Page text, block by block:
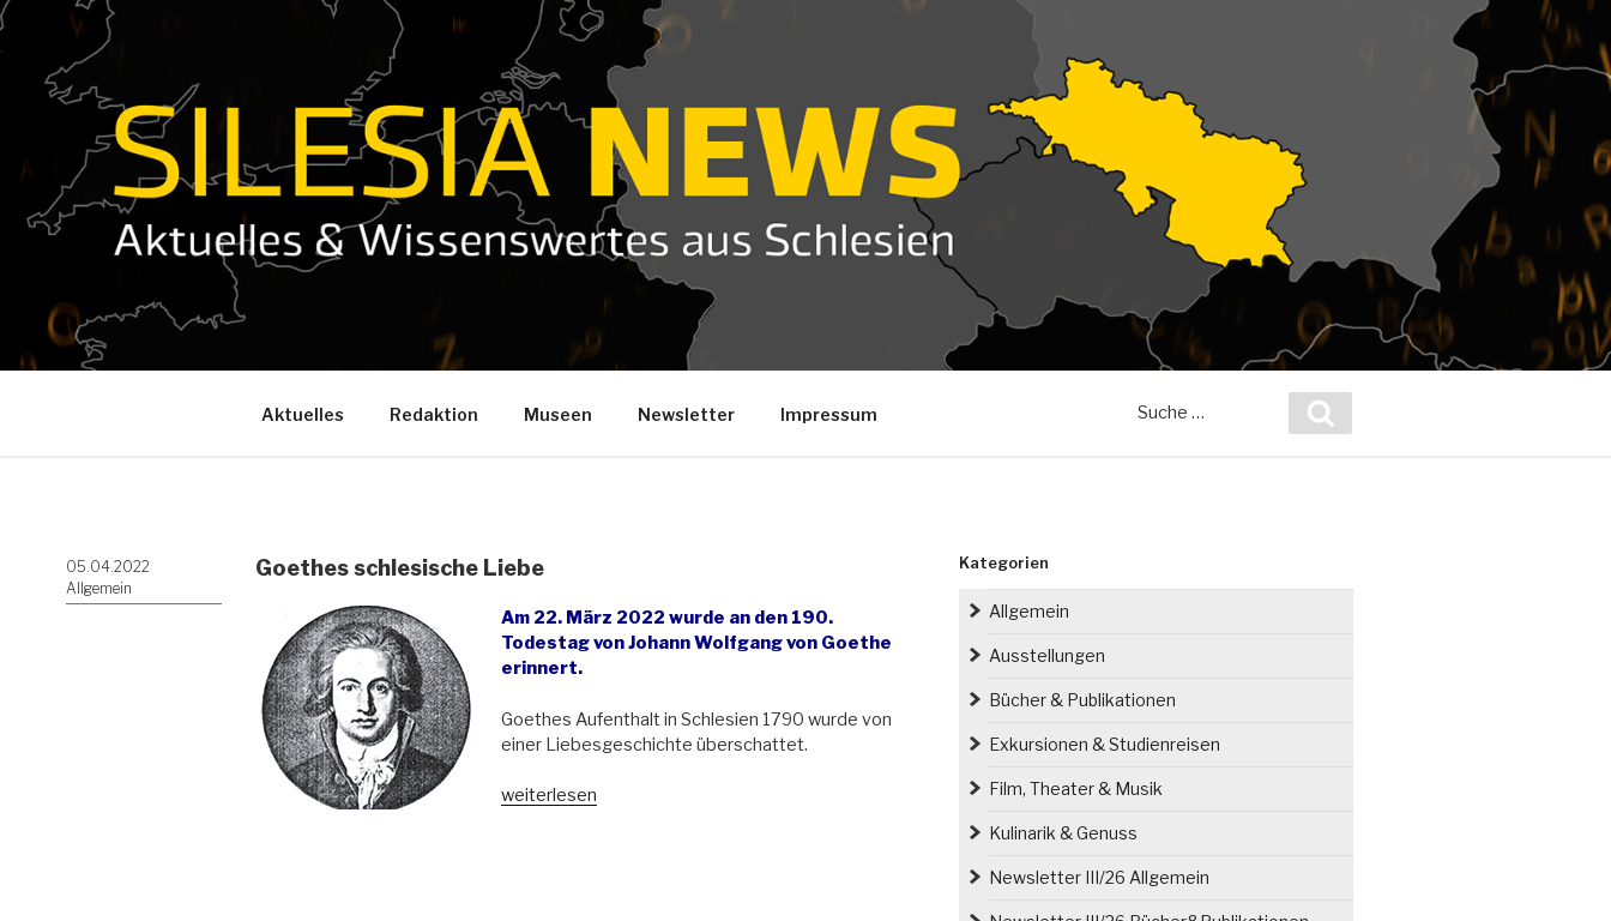
Zum
Inhalt
springen
Aktuelles Redaktion Museen Newsletter Impressum
nach:
Veröffentlicht
am
05.04.2022
Allgemein
Goethes schlesische Liebe
Am 22. März 2022 wurde an den 190.
Todestag von Johann Wolfgang von Goethe
erinnert.
Goethes Aufenthalt in Schlesien 1790 wurde von
einer Liebesgeschichte überschattet.
„Goethes
weiterlesen
Kategorien
Allgemein
Ausstellungen
Bücher & Publikationen
Exkursionen & Studienreisen
Film, Theater & Musik
Kulinarik & Genuss
Newsletter III/26 Allgemein